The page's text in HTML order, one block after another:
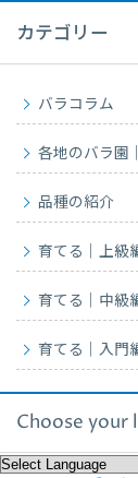
カテゴリー
バラコラム
各地のバラ園
品種の紹介
育てる｜上級
育てる｜中級
育てる｜入門
Choose your